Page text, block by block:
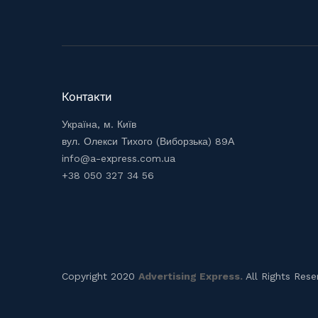
Контакти
Україна, м. Київ
вул. Олекси Тихого (Виборзька) 89А
info@a-express.com.ua
+38 050 327 34 56
Copyright 2020 Advertising Express. All Rights